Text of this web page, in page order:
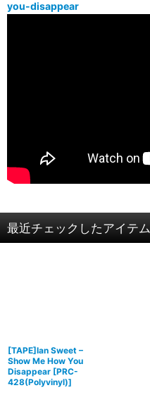
you-disappear
最近チェックしたアイテム
[TAPE]Ian Sweet –
Show Me How You
Disappear [PRC-
428(Polyvinyl)]